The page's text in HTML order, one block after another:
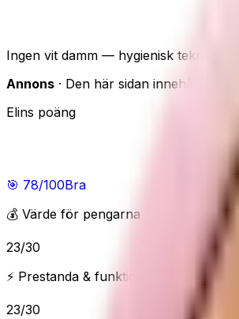
Ingen vit damm — hygienisk teknik.
Annons · Den här sidan innehåller
Elins poäng
🎯 78/100Bra
💰 Värde för pengarna
23/30
⚡ Prestanda & funktioner
23/30